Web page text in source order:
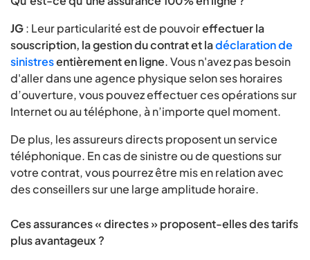
JG: Leur particularité est de pouvoireffectuer la
souscription, la gestion du contrat et ladéclaration de
sinistresentièrement en ligne. Vous n'avez pas besoin
d'aller dans une agence physique selon ses horaires
d’ouverture, vous pouvez effectuer ces opérations sur
Internet ou au téléphone, à n’importe quel moment.
De plus, les assureurs directs proposent un service
téléphonique. En cas de sinistre ou de questions sur
votre contrat, vous pourrez être mis en relation avec
des conseillers sur une large amplitude horaire.
Ces assurances « directes » proposent-elles des tarifs
plus avantageux ?